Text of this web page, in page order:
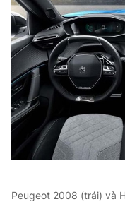
Peugeot 2008 (trái) và